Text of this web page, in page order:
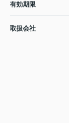
有効期限
取扱会社